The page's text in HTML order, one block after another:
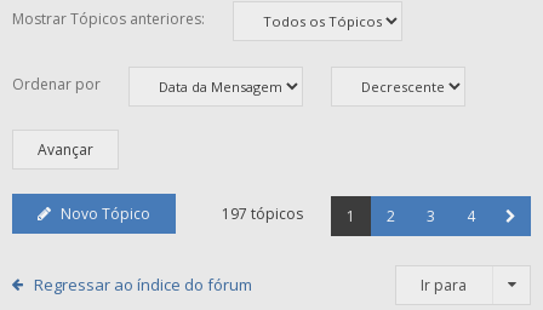
Mostrar Tópicos anteriores:
Ordenar por
Novo Tópico 197 tópicos 1 2 3 4
Regressar ao índice do fórum Ir para